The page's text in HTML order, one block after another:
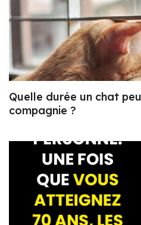
Quelle durée un chat
compagnie ?